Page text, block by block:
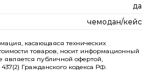
да
чемодан/кейс
касающаяся технических
товаров, носит информационный
является публичной офертой,
Гражданского кодекса РФ.